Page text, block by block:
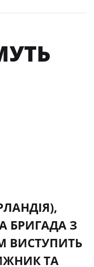
БРИГАДА З
ВИСТУПИТЬ
ТА